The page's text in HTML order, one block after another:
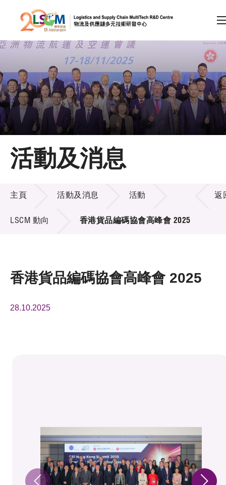
跳到內容（按回車鍵）
會員登入
A A EN 繁 简
主頁
關於LSCM
技術商品化
項目及資助計劃
活動及消息
獎項
活動及消息
活動及消息
主頁 活動及消息 活動
LSCM 動向 香港貨品編碼協會高峰會 2025
返
香港貨品編碼協會高峰會 2025
28.10.2025